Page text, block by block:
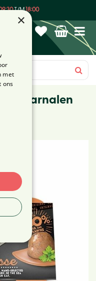
T/M18:00
garnalen
×
met
ons